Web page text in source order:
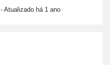
- Atualizado há 1 ano